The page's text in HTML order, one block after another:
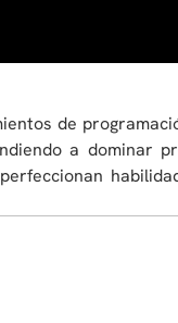
de
a dominar